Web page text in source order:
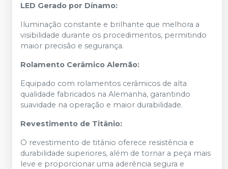
LED Gerado por Dínamo:
Iluminação constante e brilhante que melhora a
visibilidade durante os procedimentos, permitindo
maior precisão e segurança.
Rolamento Cerâmico Alemão:
Equipado com rolamentos cerâmicos de alta
qualidade fabricados na Alemanha, garantindo
suavidade na operação e maior durabilidade.
Revestimento de Titânio:
O revestimento de titânio oferece resistência e
durabilidade superiores, além de tornar a peça mais
leve e proporcionar uma aderência segura e